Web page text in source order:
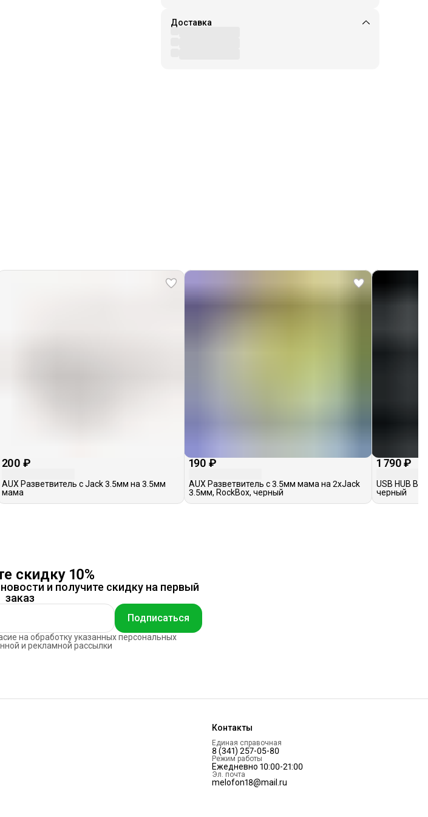
Доставка
200 ₽
AUX Разветвитель с Jack 3.5мм на 3.5мм
мама
190 ₽
AUX Разветвитель с 3.5мм мама на 2хJack
3.5мм, RockBox, черный
1 790 ₽
USB HUB
черный
скидку 10%
и получите скидку на первый
заказ
Подписаться
на обработку указанных персональных
и рекламной рассылки
Контакты
Единая справочная
8 (341) 257-05-80
Режим работы
Ежедневно 10:00-21:00
Эл. почта
melofon18@mail.ru